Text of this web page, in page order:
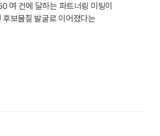
여 건에 달하는 파트너링 미팅이
보물질 발굴로 이어졌다는